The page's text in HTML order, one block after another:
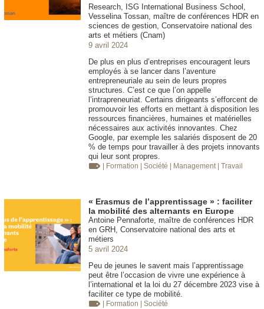
Research, ISG International Business School,
Vesselina Tossan, maître de conférences HDR en
sciences de gestion, Conservatoire national des
arts et métiers (Cnam)
9 avril 2024
De plus en plus d’entreprises encouragent leurs
employés à se lancer dans l’aventure
entrepreneuriale au sein de leurs propres
structures. C’est ce que l’on appelle
l’intrapreneuriat. Certains dirigeants s’efforcent de
promouvoir les efforts en mettant à disposition les
ressources financières, humaines et matérielles
nécessaires aux activités innovantes. Chez
Google, par exemple les salariés disposent de 20
% de temps pour travailler à des projets innovants
qui leur sont propres.
| Formation | Société | Management | Travail
« Erasmus de l’apprentissage » : faciliter
la mobilité des alternants en Europe
Antoine Pennaforte, maître de conférences HDR
en GRH, Conservatoire national des arts et
métiers
5 avril 2024
Peu de jeunes le savent mais l’apprentissage
peut être l’occasion de vivre une expérience à
l’international et la loi du 27 décembre 2023 vise à
faciliter ce type de mobilité.
| Formation | Société